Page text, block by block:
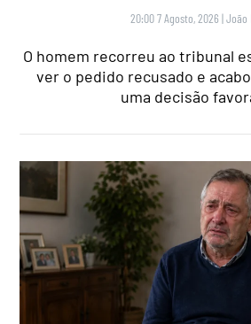
20:00 7 Agosto, 2026 |João
O homem recorreu ao tribunal
ver o pedido recusado e
uma decisão